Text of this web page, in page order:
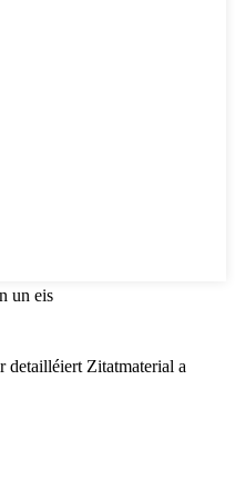
un eis
Zitatmaterial a